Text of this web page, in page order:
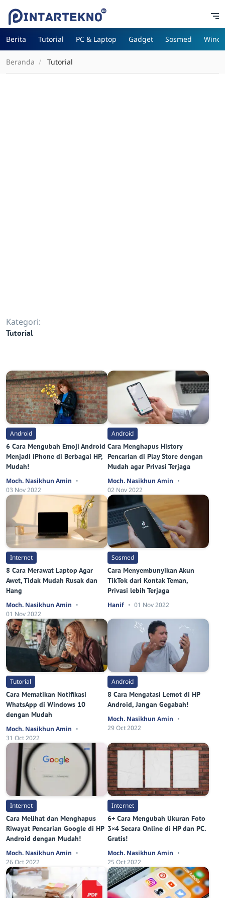
Berita Tutorial PC & Laptop Gadget Sosmed
Beranda Tutorial
Kategori:
Tutorial
Android
6 Cara Mengubah Emoji Android
Menjadi iPhone di Berbagai HP,
Mudah!
Moch. Nasikhun Amin
03 Nov 2022
Android
Cara Menghapus History
Pencarian di Play Store dengan
Mudah agar Privasi Terjaga
Moch. Nasikhun Amin
02 Nov 2022
Internet
8 Cara Merawat Laptop Agar
Awet, Tidak Mudah Rusak dan
Hang
Moch. Nasikhun Amin
01 Nov 2022
Sosmed
Cara Menyembunyikan Akun
TikTok dari Kontak Teman,
Privasi lebih Terjaga
Hanif 01 Nov 2022
Tutorial
Cara Mematikan Notifikasi
WhatsApp di Windows 10
dengan Mudah
Moch. Nasikhun Amin
31 Oct 2022
Android
8 Cara Mengatasi Lemot di HP
Android, Jangan Gegabah!
Moch. Nasikhun Amin
29 Oct 2022
Internet
Cara Melihat dan Menghapus
Riwayat Pencarian Google di HP
Android dengan Mudah!
Moch. Nasikhun Amin
26 Oct 2022
Internet
6+ Cara Mengubah Ukuran Foto
3×4 Secara Online di HP dan PC.
Gratis!
Moch. Nasikhun Amin
25 Oct 2022